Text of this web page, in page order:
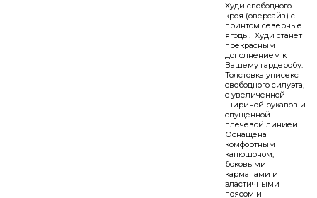
Худи свободного
кроя (оверсайз) с
принтом северные
ягоды. Худи станет
прекрасным
дополнением к
Вашему гардеробу.
Толстовка унисекс
свободного силуэта,
с увеличенной
шириной рукавов и
спущенной
плечевой линией.
Оснащена
комфортным
капюшоном,
боковыми
карманами и
эластичными
поясом и